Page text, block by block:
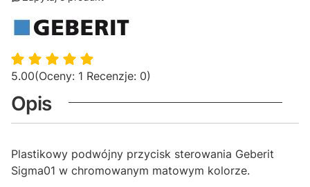
5.00(Oceny: 1 Recenzje: 0)
Opis
Plastikowy podwójny przycisk sterowania Geberit
Sigma01 w chromowanym matowym kolorze.